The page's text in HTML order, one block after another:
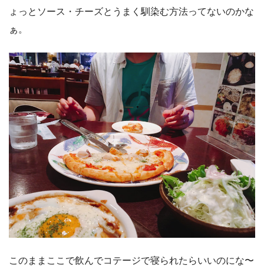
ょっとソース・チーズとうまく馴染む方法ってないのかな
ぁ。
このままここで飲んでコテージで寝られたらいいのにな〜